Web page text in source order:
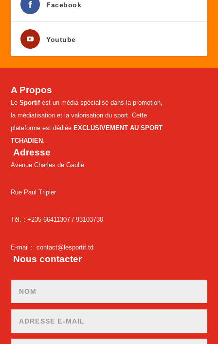
Facebook
Youtube
A Propos
LeSportifest un média spécialisé dans la promotion,
la médiatisation et la valorisation du sport. Cette
plateforme est dédiéeEXCLUSIVEMENT AU SPORT
TCHADIEN
Adresse
Avenue Charles de Gaulle
Rue Paul Tripier
Tél. : +235 66411307 /93103730
E-mail :contact@lesportif.td
Nous contacter